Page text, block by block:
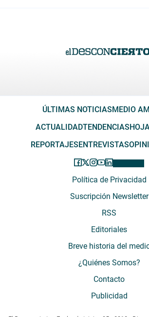
ÚLTIMAS NOTICIASMEDIO
ACTUALIDADTENDENCIAS
REPORTAJESENTREVISTAS
Política de Privacidad
Suscripción Newsletter
RSS
Editoriales
Breve historia del
¿Quiénes Somos?
Contacto
Publicidad